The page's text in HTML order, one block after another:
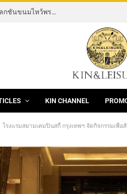
[News] THE ROCKING HORSE OF RESILIENCE คอลเลกชันขนมไหว้พระจันทร์ mooncake ประจำปี 2569 จากBanyan Tree Bangkok 1 สิงหาคม – 25 กันยายน 2569
KIN CHANNEL
โรงแรมสยามเคมปินสกี้ กรุงเทพฯ จัดกิจกรรมเพื่อสังค